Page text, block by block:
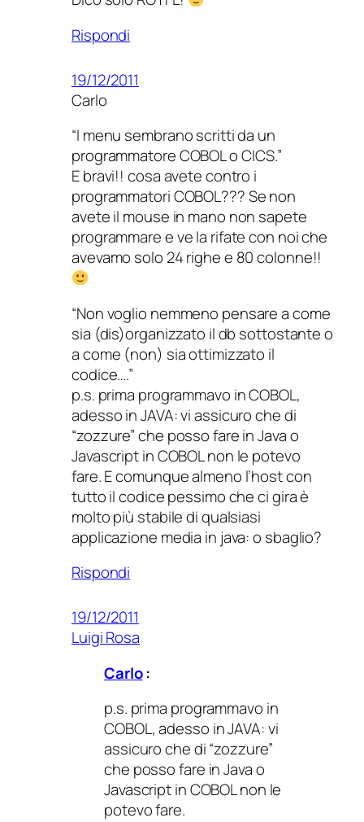
Rispondi
19/12/2011
Carlo
“I menu sembrano scritti da un
programmatore COBOL o CICS.”
E bravi!! cosa avete contro i
programmatori COBOL??? Se non
avete il mouse in mano non sapete
programmare e ve la rifate con noi che
avevamo solo 24 righe e 80 colonne!!
“Non voglio nemmeno pensare a come
sia (dis)organizzato il db sottostante o
a come (non) sia ottimizzato il
codice….”
p.s. prima programmavo in COBOL,
adesso in JAVA: vi assicuro che di
“zozzure” che posso fare in Java o
Javascript in COBOL non le potevo
fare. E comunque almeno l’host con
tutto il codice pessimo che ci gira è
molto più stabile di qualsiasi
applicazione media in java: o sbaglio?
Rispondi
19/12/2011
Luigi Rosa
Carlo:
p.s. prima programmavo in
COBOL, adesso in JAVA: vi
assicuro che di “zozzure”
che posso fare in Java o
Javascript in COBOL non le
potevo fare.